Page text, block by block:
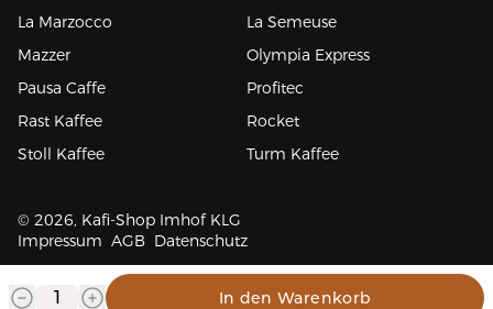
In den Warenkorb
La Marzocco
La Semeuse
Mazzer
Olympia Express
Pausa Caffe
Profitec
Rast Kaffee
Rocket
Stoll Kaffee
Turm Kaffee
© 2026, Kafi-Shop Imhof KLG
Impressum AGB Datenschutz